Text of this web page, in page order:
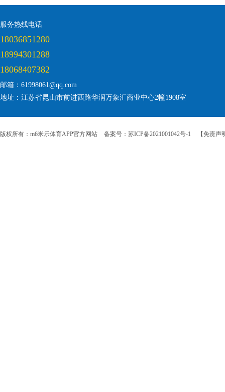
服务热线电话
18036851280
18994301288
18068407382
邮箱：61998061@qq.com
地址：江苏省昆山市前进西路华润万象汇商业中心2幢1908室
版权所有：m6米乐体育APP官方网站 备案号：苏ICP备2021001042号-1 【免责声